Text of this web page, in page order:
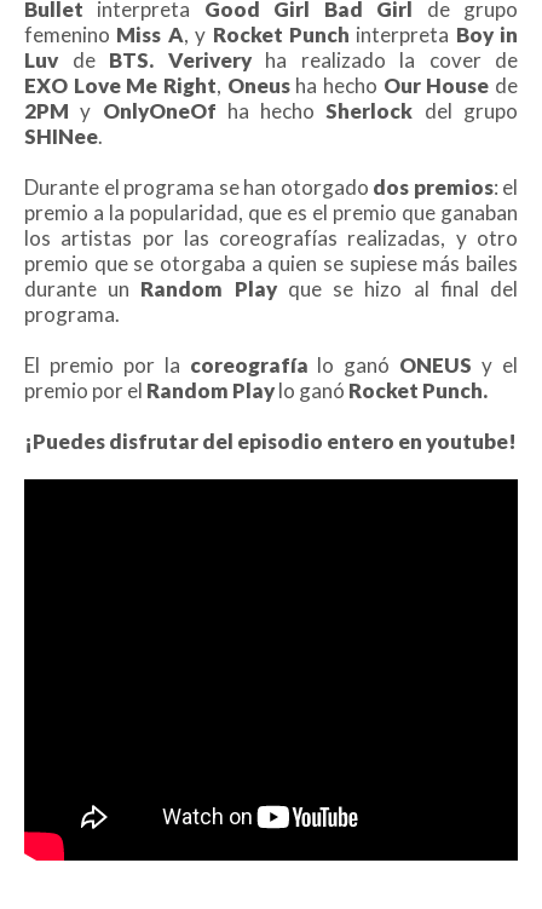
Bullet interpreta Good Girl Bad Girl de grupo
femenino Miss A, y Rocket Punch interpreta Boy in
Luv de BTS. Veriveryha realizado la cover de
EXO Love Me Right, Oneusha hecho Our House de
2PM y OnlyOneOf ha hechoSherlock del grupo
SHINee.
Durante el programa se han otorgado dos premios: el
premio a la popularidad, que es el premio que ganaban
los artistas por las coreografías realizadas, y otro
premio que se otorgaba a quien se supiese más bailes
durante un Random Play que se hizo al final del
programa.
El premio por la coreografía lo ganó ONEUS y el
premio por el Random Playlo ganó Rocket Punch.
¡Puedes disfrutar del episodio entero en youtube!